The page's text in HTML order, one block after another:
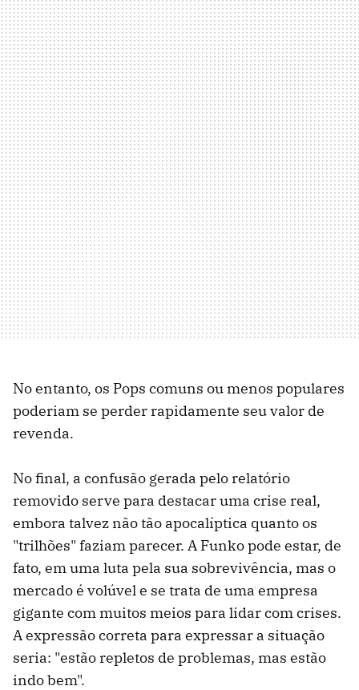
No entanto, os Pops comuns ou menos populares
poderiam se perder rapidamente seu valor de
revenda.
No final, a confusão gerada pelo relatório
removido serve para destacar uma crise real,
embora talvez não tão apocalíptica quanto os
"trilhões" faziam parecer. A Funko pode estar, de
fato, em uma luta pela sua sobrevivência, mas o
mercado é volúvel e se trata de uma empresa
gigante com muitos meios para lidar com crises.
A expressão correta para expressar a situação
seria: "estão repletos de problemas, mas estão
indo bem".